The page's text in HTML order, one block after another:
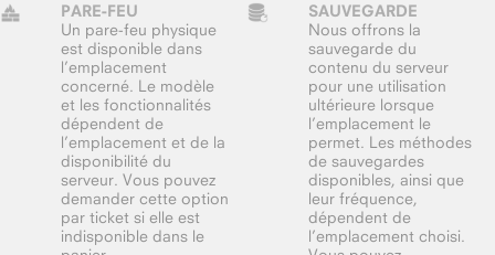
PARE-FEU
Un pare-feu physique
est disponible dans
l’emplacement
concerné. Le modèle
et les fonctionnalités
dépendent de
l’emplacement et de la
disponibilité du
serveur. Vous pouvez
demander cette option
par ticket si elle est
indisponible dans le
SAUVEGARDE
Nous offrons la
sauvegarde du
contenu du serveur
pour une utilisation
ultérieure lorsque
l’emplacement le
permet. Les méthodes
de sauvegardes
disponibles, ainsi que
leur fréquence,
dépendent de
l’emplacement choisi.